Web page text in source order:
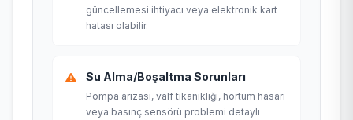
güncellemesi ihtiyacı veya elektronik kart
hatası olabilir.
Su Alma/Boşaltma Sorunları
Pompa arızası, valf tıkanıklığı, hortum hasarı
veya basınç sensörü problemi detaylı